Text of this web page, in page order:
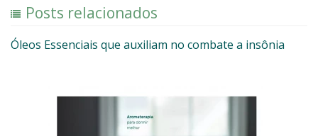
Posts relacionados
Óleos Essenciais que auxiliam no combate a insônia